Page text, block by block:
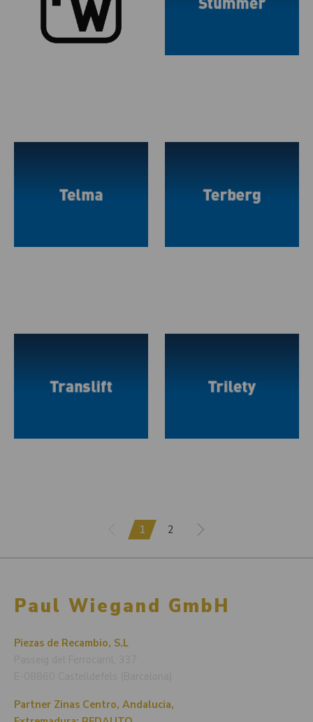
1 2
Paul Wiegand GmbH
Piezas de Recambio, S.L
Partner Zinas Centro, Andalucia,